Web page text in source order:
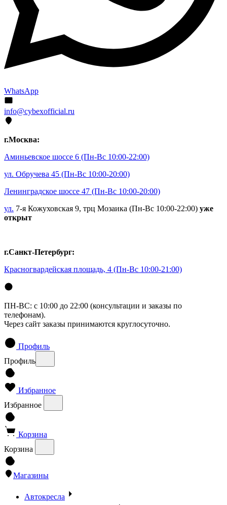
WhatsApp
info@cybexofficial.ru
г.Москва:
Аминьевское шоссе 6 (Пн-Вс 10:00-22:00)
ул. Обручева 45 (Пн-Вс 10:00-20:00)
Ленинградское шоссе 47 (Пн-Вс 10:00-20:00)
ул. 7-я Кожуховская 9, трц Мозаика (Пн-Вс 10:00-22:00) уже
открыт
г.Санкт-Петербург:
Красногвардейская площадь, 4 (Пн-Вс 10:00-21:00)
ПН-ВС: с 10:00 до 22:00 (консультации и заказы по
телефонам).
Через сайт заказы принимаются круглосуточно.
Профиль
Профиль
Избранное
Избранное
Корзина
Корзина
Магазины
Автокресла